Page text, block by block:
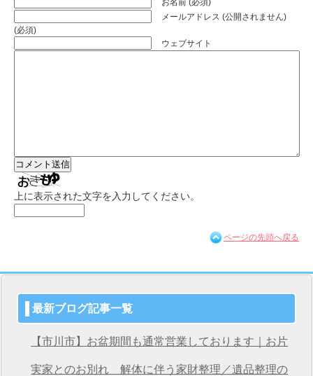
メールアドレス (公開されません)
(必須)
ウェブサイト
上に表示された文字を入力してください。
ページの先頭へ戻る
最新ブログ記事一覧
【市川市】お盆期間も通常営業しております｜お片
付け・不用品回収は桜サービス市川店へ
実家とのお別れ 解体に伴う家財整理／遺品整理の